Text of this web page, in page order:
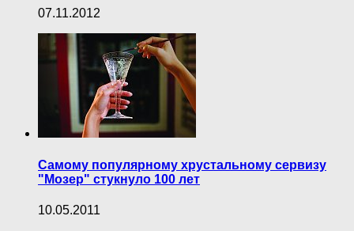
07.11.2012
Самому популярному хрустальному сервизу
"Мозер" стукнуло 100 лет
10.05.2011